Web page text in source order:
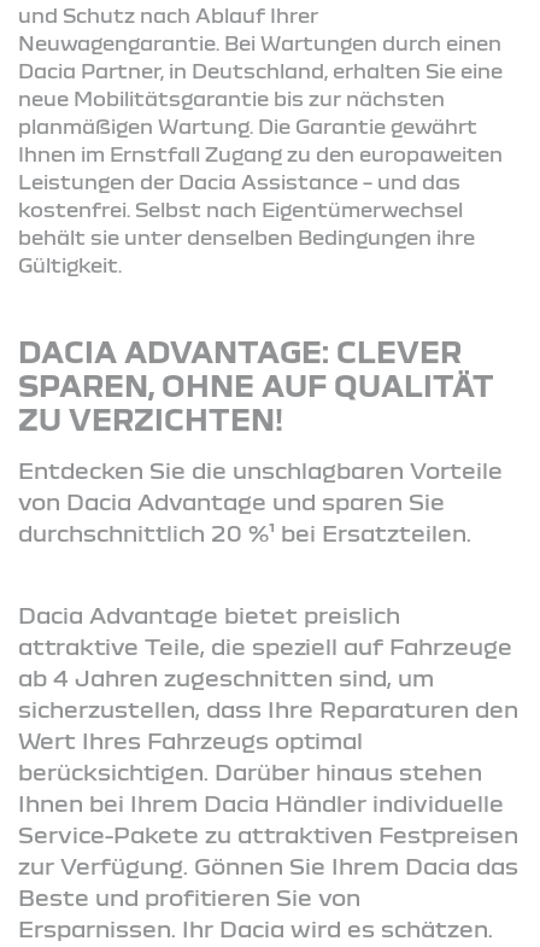
und Schutz nach Ablauf Ihrer
Neuwagengarantie. Bei Wartungen durch einen
Dacia Partner, in Deutschland, erhalten Sie eine
neue Mobilitätsgarantie bis zur nächsten
planmäßigen Wartung. Die Garantie gewährt
Ihnen im Ernstfall Zugang zu den europaweiten
Leistungen der Dacia Assistance – und das
kostenfrei. Selbst nach Eigentümerwechsel
behält sie unter denselben Bedingungen ihre
Gültigkeit.
DACIA ADVANTAGE: CLEVER
SPAREN, OHNE AUF QUALITÄT
ZU VERZICHTEN!
Entdecken Sie die unschlagbaren Vorteile
von Dacia Advantage und sparen Sie
durchschnittlich 20 %¹ bei Ersatzteilen.
Dacia Advantage bietet preislich
attraktive Teile, die speziell auf Fahrzeuge
ab 4 Jahren zugeschnitten sind, um
sicherzustellen, dass Ihre Reparaturen den
Wert Ihres Fahrzeugs optimal
berücksichtigen. Darüber hinaus stehen
Ihnen bei Ihrem Dacia Händler individuelle
Service-Pakete zu attraktiven Festpreisen
zur Verfügung. Gönnen Sie Ihrem Dacia das
Beste und profitieren Sie von
Ersparnissen. Ihr Dacia wird es schätzen.